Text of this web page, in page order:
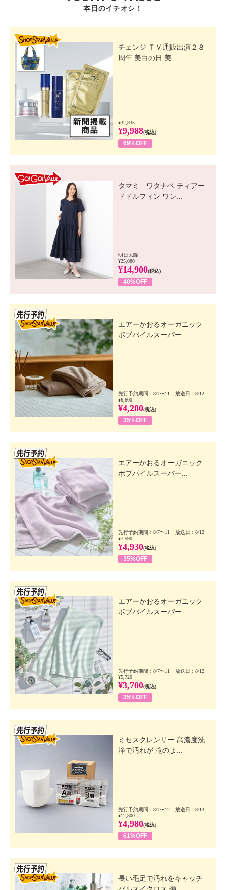
本日のイチオシ！
チェンジ ＴＶ通販出演２８
周年 美白の日 美...
¥32,835
¥9,988(税込)
69%OFF
タマミ ワタナベ ティアー
ドドルフィン ワン...
明日以降
¥25,080
¥14,900(税込)
40%OFF
エアーかおるオーガニック
ボブパイルスーパー...
先行予約期間：8/7〜11 放送日：8/12
¥6,600
¥4,280(税込)
35%OFF
エアーかおるオーガニック
ボブパイルスーパー...
先行予約期間：8/7〜11 放送日：8/12
¥7,590
¥4,930(税込)
35%OFF
エアーかおるオーガニック
ボブパイルスーパー...
先行予約期間：8/7〜11 放送日：8/12
¥5,720
¥3,700(税込)
35%OFF
ミセスクレンリー 高濃度洗
浄で汚れが 滝のよ...
先行予約期間：8/7〜12 放送日：8/13
¥12,800
¥4,980(税込)
61%OFF
長い毛足で汚れをキャッチ